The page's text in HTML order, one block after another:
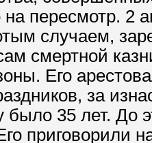
пересмотр. 2
случаем,
смертной
Его
за
35 лет. До
приговорили